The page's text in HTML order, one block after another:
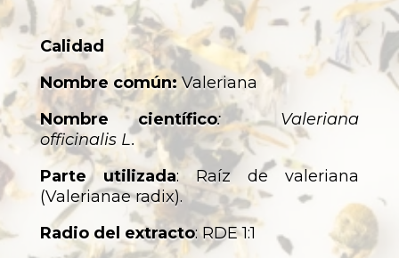
Calidad
Nombre común: Valeriana
Nombre científico: Valeriana
officinalis L.
Parte utilizada: Raíz de valeriana
(Valerianae radix).
Radio del extracto: RDE 1:1